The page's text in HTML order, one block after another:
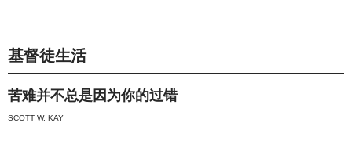
基督徒生活
苦难并不总是因为你的过错
SCOTT W. KAY